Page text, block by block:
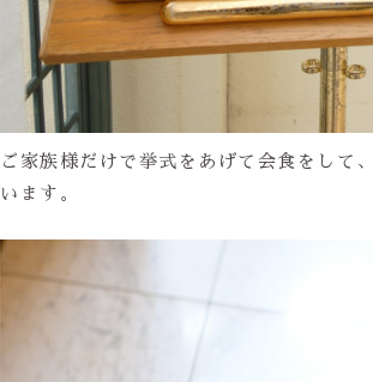
ご家族様だけで挙式をあげて会食をして
います。